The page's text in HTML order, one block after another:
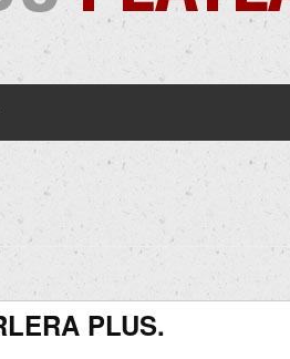
au
PLUS.